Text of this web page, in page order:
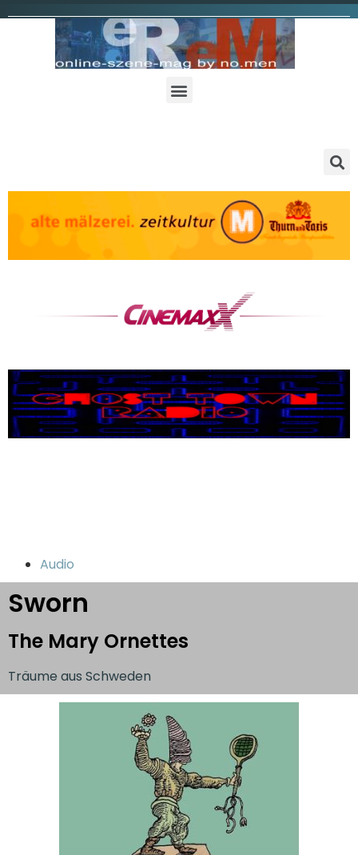
Audio
Sworn
The Mary Ornettes
Träume aus Schweden